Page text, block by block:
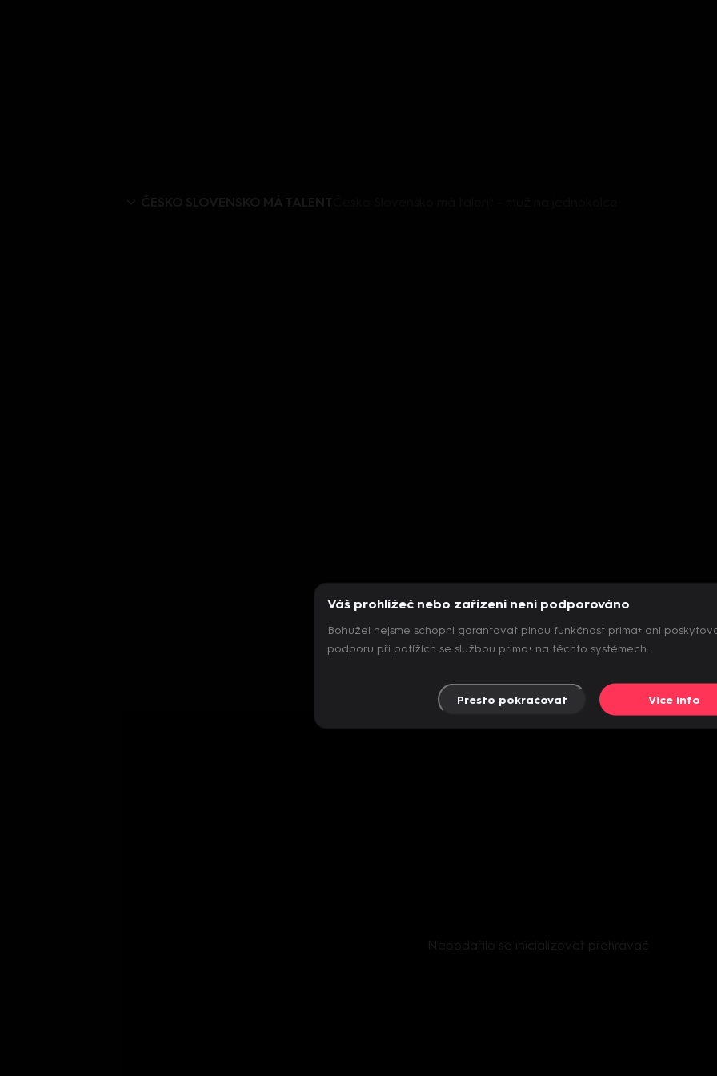
Nepodařilo se inicializovat přehrávač
Váš prohlížeč nebo zařízení není podporováno
Bohužel nejsme schopni garantovat plnou funkčnost prima+ ani
podporu při potížích se službou prima+ na těchto systémech.
Přesto pokračovat Více info